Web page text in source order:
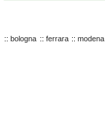
:: bologna :: ferrara :: modena